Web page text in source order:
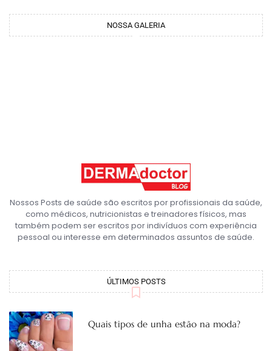
NOSSA GALERIA
Nossos Posts de saúde são escritos por profissionais da saúde,
como médicos, nutricionistas e treinadores físicos, mas
também podem ser escritos por indivíduos com experiência
pessoal ou interesse em determinados assuntos de saúde.
ÚLTIMOS POSTS
Quais tipos de unha estão na moda?